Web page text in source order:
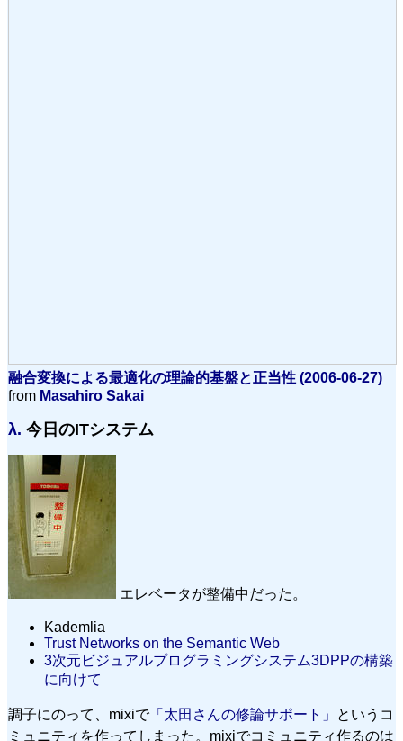
融合変換による最適化の理論的基盤と正当性 (2006-06-27)
from Masahiro Sakai
λ. 今日のITシステム
エレベータが整備中だった。
Kademlia
Trust Networks on the Semantic Web
3次元ビジュアルプログラミングシステム3DPPの構築
に向けて
調子にのって、mixiで「太田さんの修論サポート」
というコ
ミュニティを作ってしまった。mixiでコミュニティ作るのは